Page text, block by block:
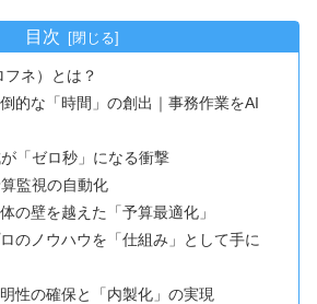
目次
ネ）とは？
的な「時間」の創出｜事務作業をAI
「ゼロ秒」になる衝撃
監視の自動化
の壁を越えた「予算最適化」
のノウハウを「仕組み」として手に
性の確保と「内製化」の実現